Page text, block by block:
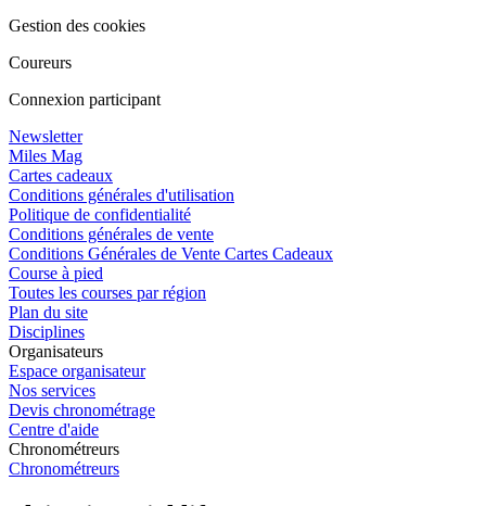
Gestion des cookies
Coureurs
Connexion participant
Newsletter
Miles Mag
Cartes cadeaux
Conditions générales d'utilisation
Politique de confidentialité
Conditions générales de vente
Conditions Générales de Vente Cartes Cadeaux
Course à pied
Toutes les courses par région
Plan du site
Disciplines
Organisateurs
Espace organisateur
Nos services
Devis chronométrage
Centre d'aide
Chronométreurs
Chronométreurs